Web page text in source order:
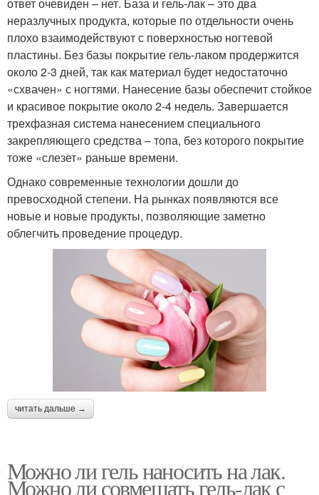
неразлучных продукта, которые по отдельности очень
плохо взаимодействуют с поверхностью ногтевой
пластины. Без базы покрытие гель-лаком продержится
около 2-3 дней, так как материал будет недостаточно
«схвачен» с ногтями. Нанесение базы обеспечит стойкое
и красивое покрытие около 2-4 недель. Завершается
трехфазная система нанесением специального
закрепляющего средства – топа, без которого покрытие
тоже «слезет» раньше времени.
Однако современные технологии дошли до
превосходной степени. На рынках появляются все
новые и новые продукты, позволяющие заметно
облегчить проведение процедур.
читать дальше →
Можно ли гель наносить на лак.
Можно ли совмещать гель-лак с